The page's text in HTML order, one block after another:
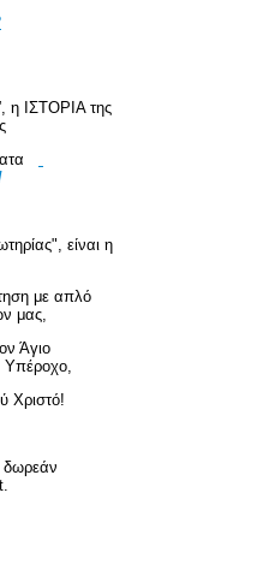
η ΙΣΤΟΡΙΑ της
είναι η
με απλό
μας,
Άγιο
Υπέροχο,
Χριστό!
δωρεάν
.